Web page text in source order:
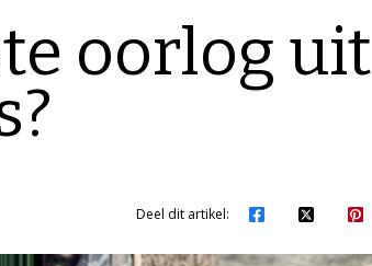
oorlog uit
Deel dit artikel: